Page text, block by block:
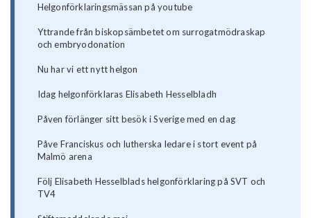
Helgonförklaringsmässan på youtube
Yttrande från biskopsämbetet om surrogatmödraskap
och embryodonation
Nu har vi ett nytt helgon
Idag helgonförklaras Elisabeth Hesselbladh
Påven förlänger sitt besök i Sverige med en dag
Påve Franciskus och lutherska ledare i stort event på
Malmö arena
Följ Elisabeth Hesselblads helgonförklaring på SVT och
TV4